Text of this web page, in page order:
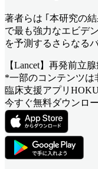
著者らは ｢本研究の
で最も強力なエビデ
を予測するさらなる
【Lancet】再発前立
*一部のコンテンツは
臨床支援アプリ
今すぐ無料ダウンロー